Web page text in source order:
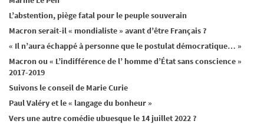
L’abstention, piège fatal pour le peuple souverain
Macron serait-il « mondialiste » avant d’être Français ?
« Il n’aura échappé à personne que le postulat démocratique… »
Macron ou « L’indifférence de l’ homme d’État sans conscience »
2017-2019
Suivons le conseil de Marie Curie
Paul Valéry et le « langage du bonheur »
Vers une autre comédie ubuesque le 14 juillet 2022 ?